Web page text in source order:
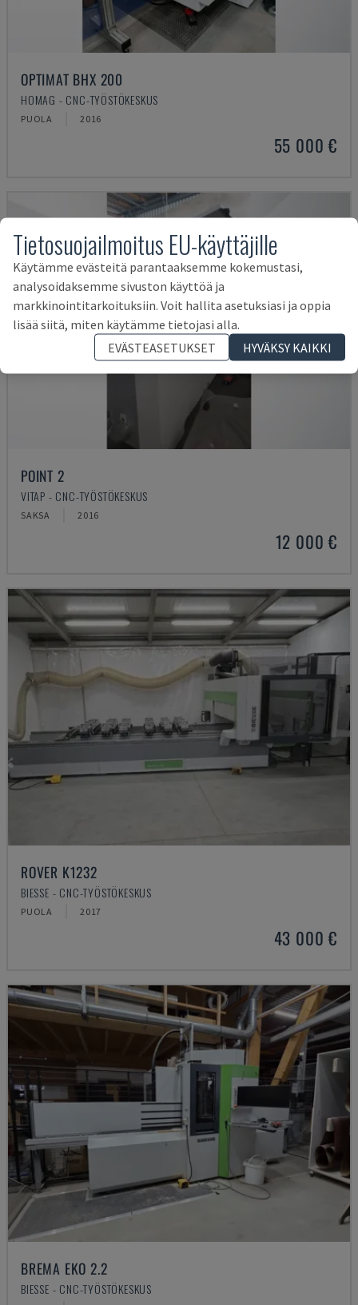
OPTIMAT BHX 200
HOMAG - CNC-TYÖSTÖKESKUS
PUOLA 2016
55 000 €
POINT 2
VITAP - CNC-TYÖSTÖKESKUS
SAKSA 2016
12 000 €
ROVER K1232
BIESSE - CNC-TYÖSTÖKESKUS
PUOLA 2017
43 000 €
BREMA EKO 2.2
BIESSE - CNC-TYÖSTÖKESKUS
Tietosuojailmoitus EU-käyttäjille
Käytämme evästeitä parantaaksemme kokemustasi,
analysoidaksemme sivuston käyttöä ja
markkinointitarkoituksiin. Voit hallita asetuksiasi ja oppia
lisää siitä, miten käytämme tietojasi alla.
EVÄSTEASETUKSET
HYVÄKSY KAIKKI